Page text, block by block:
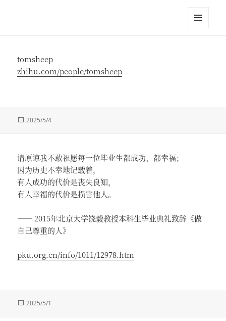
tomsheep
zhihu.com/people/tomsheep
发
2025/5/4
请原谅我不敢祝愿每一位毕业生都成功、都幸福；
因为历史不幸地记载着，
有人成功的代价是丧失良知，
有人幸福的代价是损害他人。
—— 2015年北京大学饶毅教授本科生毕业典礼致辞《做
自己尊重的人》
pku.org.cn/info/1011/12978.htm
发
2025/5/1